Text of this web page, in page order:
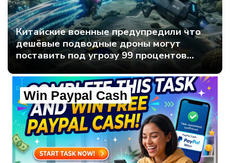
Китайские военные предупредили что
дешёвые подводные дроны могут
поставить под угрозу 99 процентов
мирового интернет-трафика - Интернет
технологии.
Win Paypal Cash